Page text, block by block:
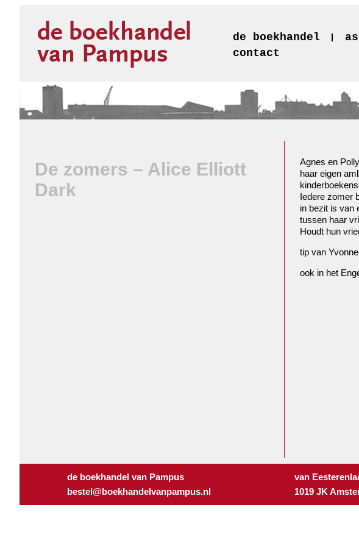
de boekhandel
contact
De zomers – Alice Elliott
Dark
Agnes en
haar eigen
Iedere zomer
in bezit is van
tussen haar
Houdt hun
tip van Yvonne
ook in het
de boekhandel van Pampus
bestel@boekhandelvanpampus.nl
van
1019 JK